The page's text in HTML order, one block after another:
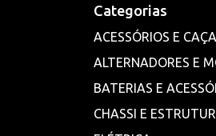
Categorias
ACESSÓRIOS E
ALTERNADORES E
BATERIAS E
CHASSI E